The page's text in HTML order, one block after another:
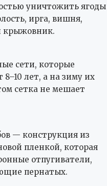
уничтожить ягоды
ирга, вишня,
крыжовник.
сети, которые
лет, а на зиму их
сетка не мешает
— конструкция из
пленкой, которая
отпугиватели,
пернатых.